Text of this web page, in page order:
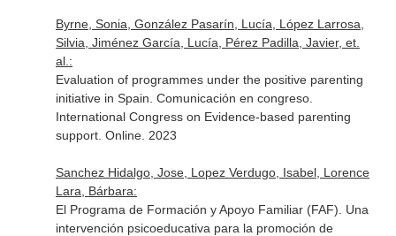
Byrne, Sonia, González Pasarín, Lucía, López Larrosa,
Silvia, Jiménez García, Lucía, Pérez Padilla, Javier, et.
al.:
Evaluation of programmes under the positive parenting
initiative in Spain. Comunicación en congreso.
International Congress on Evidence-based parenting
support. Online. 2023
Sanchez Hidalgo, Jose, Lopez Verdugo, Isabel, Lorence
Lara, Bárbara:
El Programa de Formación y Apoyo Familiar (FAF). Una
intervención psicoeducativa para la promoción de